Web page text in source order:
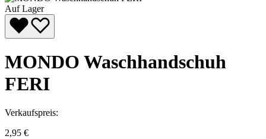
Auf Lager
MONDO Waschhandschuh
FERI
Verkaufspreis:
2,95 €